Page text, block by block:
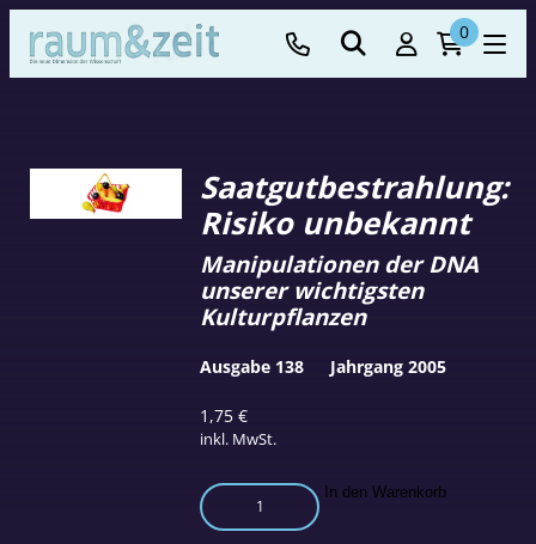
0
Saatgutbestrahlung:
Risiko unbekannt
1,75€
inkl. MwSt.
Manipulationen der DNA
unserer wichtigsten
Kulturpflanzen
Saatgutbestrahlung:
Risiko
In den Warenkorb
Ausgabe 138 Jahrgang 2005